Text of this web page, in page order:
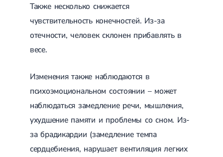
Также несколько снижается
чувствительность конечностей. Из-за
отечности, человек склонен прибавлять в
весе.
Изменения также наблюдаются в
психоэмоциональном состоянии – может
наблюдаться замедление речи, мышления,
ухудшение памяти и проблемы со сном. Из-
за брадикардии (замедление темпа
сердцебиения, нарушает вентиляция легких